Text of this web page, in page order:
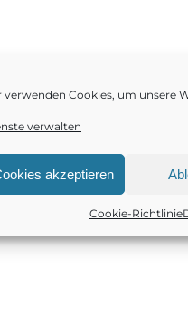
verwenden Cookies, um unsere
verwalten
akzeptieren
Cookie-Richtlinie